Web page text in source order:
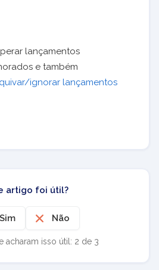
lançamentos
e também
ignorar lançamentos
artigo foi útil?
Sim Não
acharam isso útil: 2 de 3